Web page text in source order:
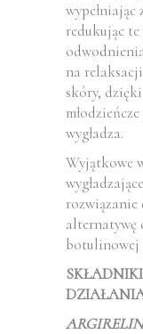
redukując
na
skóry,
wygładza.
Wyjątkowe
alternatywę
botulinowej